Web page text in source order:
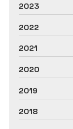
2023
2022
2021
2020
2019
2018